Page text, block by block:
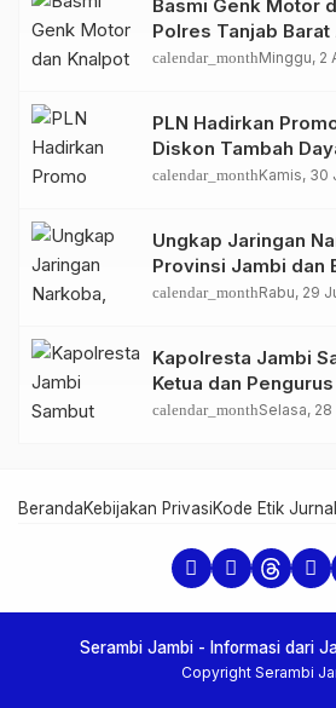
Basmi Genk Motor
Polres Tanjab
Kendaraan
calendar_monthMinggu, 2
PLN Hadirkan
Diskon Tambah
GIIAS 2026
calendar_monthKamis, 30
Ungkap Jaringan
Provinsi Jambi dan
Amankan Sembilan
calendar_monthRabu, 29
Kapolresta Jambi
Ketua dan
Perkuat Sinergi dan
calendar_monthSelasa,
BerandaKebijakan PrivasiKode Etik
Serambi Jambi - Informasi dari
Copyright Serambi